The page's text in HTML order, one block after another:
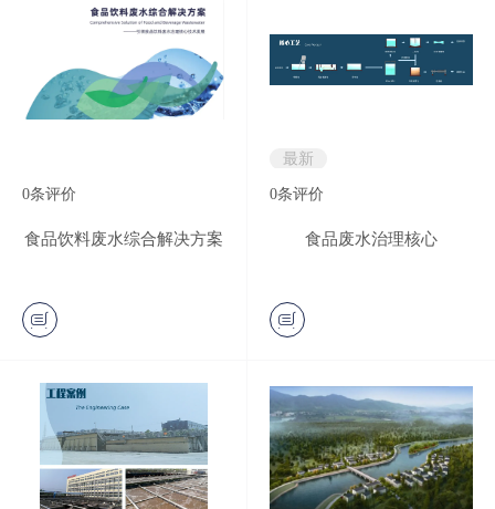
0条评价
食品饮料废水综合解决方案
最新
0条评价
食品废水治理核心